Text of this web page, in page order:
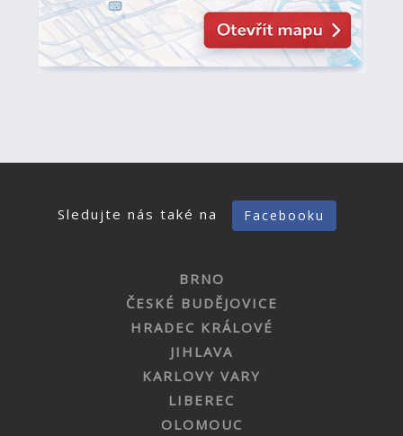
Sledujte nás také na Facebooku
BRNO
ČESKÉ BUDĚJOVICE
HRADEC KRÁLOVÉ
JIHLAVA
KARLOVY VARY
LIBEREC
OLOMOUC